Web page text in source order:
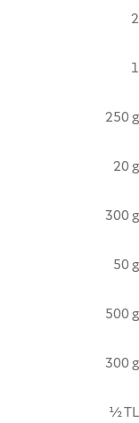
2
1
250 g
20 g
300 g
50 g
500 g
300 g
½ TL